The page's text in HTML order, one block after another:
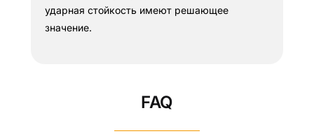
ударная стойкость имеют решающее
значение.
FAQ